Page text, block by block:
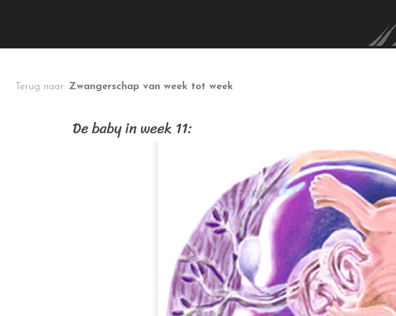
Terug naar: Zwangerschap van week tot week
De baby in week 11: